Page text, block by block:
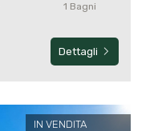
1 Bagni
Dettagli
IN VENDITA